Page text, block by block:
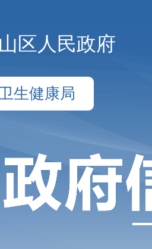
区人民政府
生健康局